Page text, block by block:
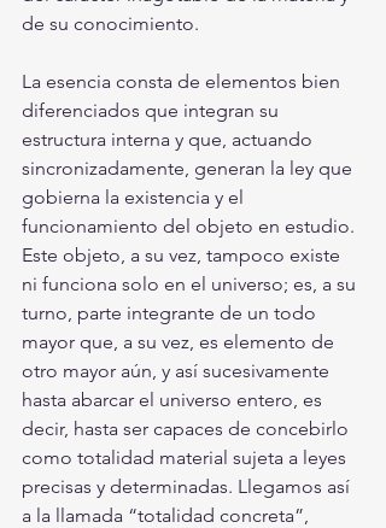
de su conocimiento.
La esencia consta de elementos bien
diferenciados que integran su
estructura interna y que, actuando
sincronizadamente, generan la ley que
gobierna la existencia y el
funcionamiento del objeto en estudio.
Este objeto, a su vez, tampoco existe
ni funciona solo en el universo; es, a su
turno, parte integrante de un todo
mayor que, a su vez, es elemento de
otro mayor aún, y así sucesivamente
hasta abarcar el universo entero, es
decir, hasta ser capaces de concebirlo
como totalidad material sujeta a leyes
precisas y determinadas. Llegamos así
a la llamada “totalidad concreta”,